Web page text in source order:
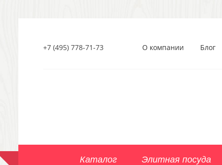
+7 (495) 778-71-73 О компании Блог
Каталог Элитная посуда